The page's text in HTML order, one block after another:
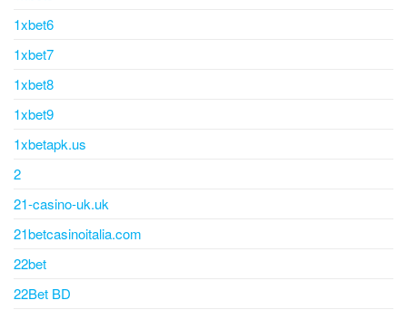
1xbet6
1xbet7
1xbet8
1xbet9
1xbetapk.us
2
21-casino-uk.uk
21betcasinoitalia.com
22bet
22Bet BD